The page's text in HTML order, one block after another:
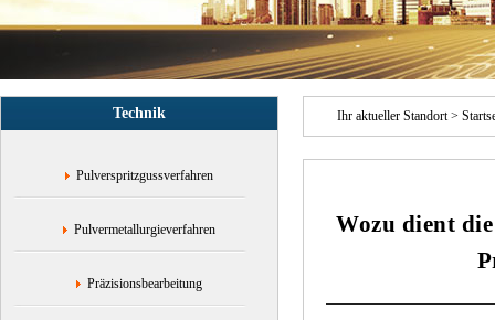
komplexer
Form,Luftfahrtfilterzubehör,Reibungsmaterialien,Stoßdämpferteile
Technik
Pulverspritzgussverfahren
Pulvermetallurgieverfahren
Präzisionsbearbeitung
Ihr aktueller Standort >
Wozu dient